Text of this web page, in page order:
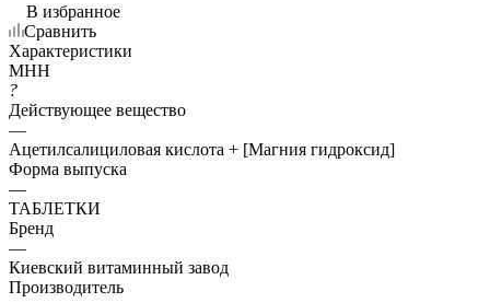
В избранное
Сравнить
Характеристики
МНН
?
Действующее вещество
—
Ацетилсалициловая кислота + [Магния гидроксид]
Форма выпуска
—
ТАБЛЕТКИ
Бренд
—
Киевский витаминный завод
Производитель